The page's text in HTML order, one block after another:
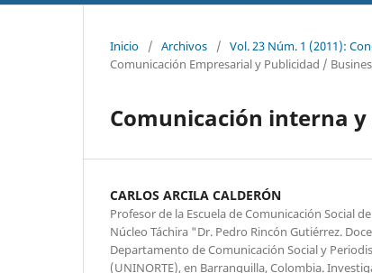
Inicio / Archivos / Vol. 23 Núm. 1 (2011):
Comunicación Empresarial y Publicidad /
Comunicación interna
CARLOS ARCILA CALDERÓN
Profesor de la Escuela de Comunicación Social
Núcleo Táchira "Dr. Pedro Rincón Gutiérrez.
Departamento de Comunicación Social y
(UNINORTE), en Barranquilla, Colombia.